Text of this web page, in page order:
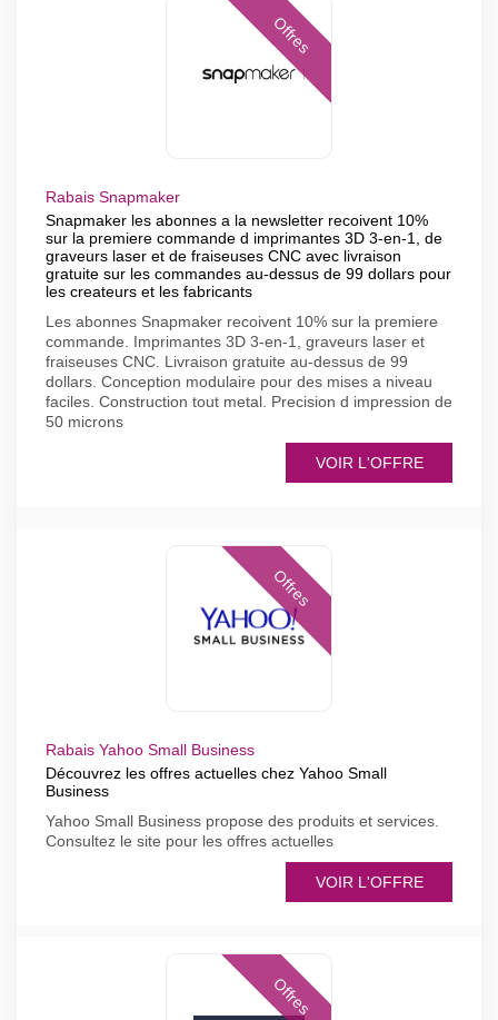
Offres
Rabais Snapmaker
Snapmaker les abonnes a la newsletter recoivent 10%
sur la premiere commande d imprimantes 3D 3-en-1, de
graveurs laser et de fraiseuses CNC avec livraison
gratuite sur les commandes au-dessus de 99 dollars pour
les createurs et les fabricants
Les abonnes Snapmaker recoivent 10% sur la premiere
commande. Imprimantes 3D 3-en-1, graveurs laser et
fraiseuses CNC. Livraison gratuite au-dessus de 99
dollars. Conception modulaire pour des mises a niveau
faciles. Construction tout metal. Precision d impression de
50 microns
VOIR L'OFFRE
Offres
Rabais Yahoo Small Business
Découvrez les offres actuelles chez Yahoo Small
Business
Yahoo Small Business propose des produits et services.
Consultez le site pour les offres actuelles
VOIR L'OFFRE
Offres